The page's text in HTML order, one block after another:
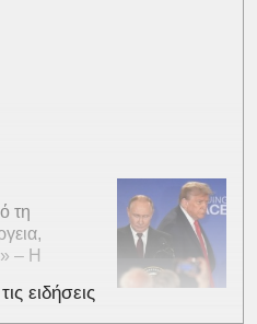
τη
– Η
ειδήσεις